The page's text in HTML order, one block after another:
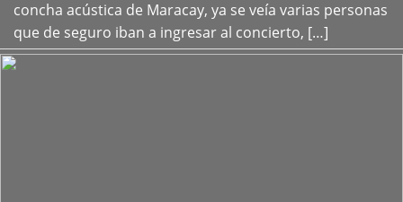
concha acústica de Maracay, ya se veía varias personas
que de seguro iban a ingresar al concierto, […]